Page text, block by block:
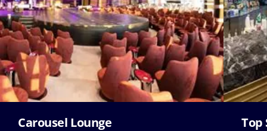
Carousel Lounge Top